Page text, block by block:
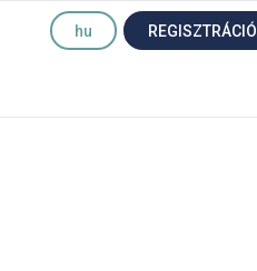
hu REGISZTRÁCIÓ